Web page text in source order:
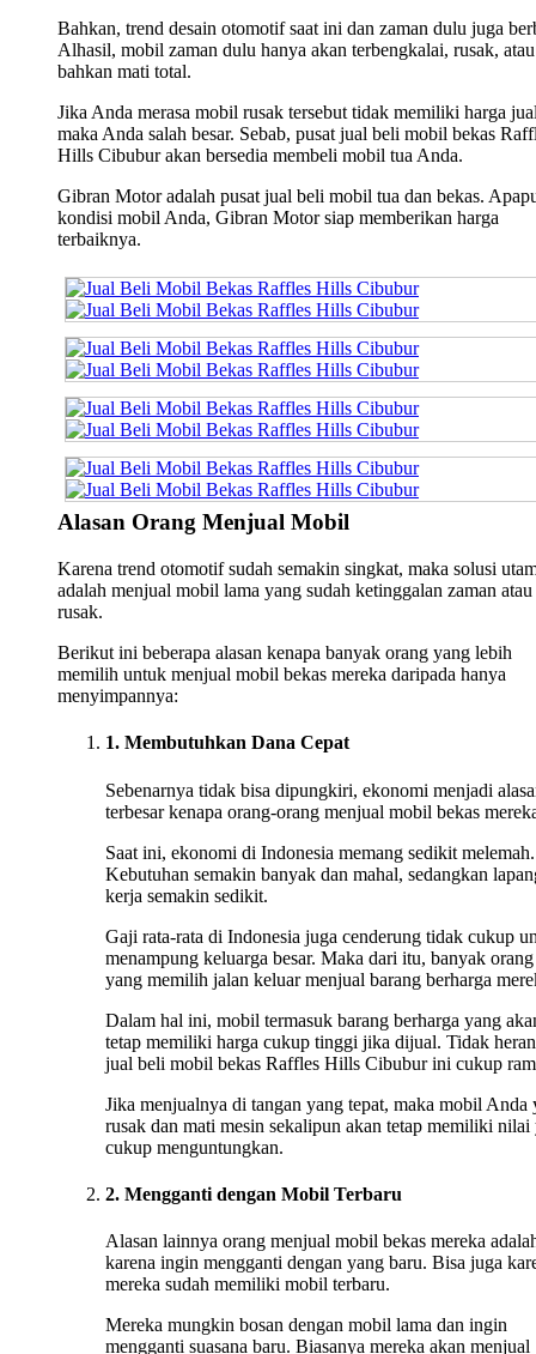
Bahkan, trend desain otomotif saat ini dan zaman dulu juga
Alhasil, mobil zaman dulu hanya akan terbengkalai, rusak, atau
bahkan mati total.
Jika Anda merasa mobil rusak tersebut tidak memiliki harga
maka Anda salah besar. Sebab, pusat jual beli mobil bekas
Hills Cibubur akan bersedia membeli mobil tua Anda.
Gibran Motor adalah pusat jual beli mobil tua dan bekas.
kondisi mobil Anda, Gibran Motor siap memberikan harga
terbaiknya.
Alasan Orang Menjual Mobil
Karena trend otomotif sudah semakin singkat, maka solusi
adalah menjual mobil lama yang sudah ketinggalan zaman atau
rusak.
Berikut ini beberapa alasan kenapa banyak orang yang lebih
memilih untuk menjual mobil bekas mereka daripada hanya
menyimpannya:
1. Membutuhkan Dana Cepat
Sebenarnya tidak bisa dipungkiri, ekonomi menjadi
terbesar kenapa orang-orang menjual mobil bekas
Saat ini, ekonomi di Indonesia memang sedikit melemah.
Kebutuhan semakin banyak dan mahal, sedangkan
kerja semakin sedikit.
Gaji rata-rata di Indonesia juga cenderung tidak cukup
menampung keluarga besar. Maka dari itu, banyak orang
yang memilih jalan keluar menjual barang berharga
Dalam hal ini, mobil termasuk barang berharga yang
tetap memiliki harga cukup tinggi jika dijual. Tidak
jual beli mobil bekas Raffles Hills Cibubur ini cukup
Jika menjualnya di tangan yang tepat, maka mobil Anda
rusak dan mati mesin sekalipun akan tetap memiliki nilai
cukup menguntungkan.
2. Mengganti dengan Mobil Terbaru
Alasan lainnya orang menjual mobil bekas mereka
karena ingin mengganti dengan yang baru. Bisa juga
mereka sudah memiliki mobil terbaru.
Mereka mungkin bosan dengan mobil lama dan ingin
mengganti suasana baru. Biasanya mereka akan menjual